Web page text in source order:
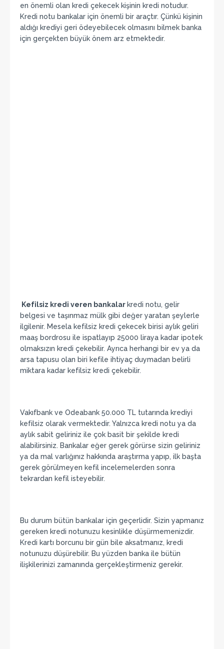
en önemli olan kredi çekecek kişinin kredi notudur.
Kredi notu bankalar için önemli bir araçtır. Çünkü kişinin
aldığı krediyi geri ödeyebilecek olmasını bilmek banka
için gerçekten büyük önem arz etmektedir.
Kefilsiz kredi veren bankalarkredi notu, gelir
belgesi ve taşınmaz mülk gibi değer yaratan şeylerle
ilgilenir. Mesela kefilsiz kredi çekecek birisi aylık geliri
maaş bordrosu ile ispatlayıp 25000 liraya kadar ipotek
olmaksızın kredi çekebilir. Ayrıca herhangi bir ev ya da
arsa tapusu olan biri kefile ihtiyaç duymadan belirli
miktara kadar kefilsiz kredi çekebilir.
Vakıfbank ve Odeabank 50.000 TL tutarında krediyi
kefilsiz olarak vermektedir. Yalnızca kredi notu ya da
aylık sabit geliriniz ile çok basit bir şekilde kredi
alabilirsiniz. Bankalar eğer gerek görürse sizin geliriniz
ya da mal varlığınız hakkında araştırma yapıp, ilk başta
gerek görülmeyen kefil incelemelerden sonra
tekrardan kefil isteyebilir.
Bu durum bütün bankalar için geçerlidir. Sizin yapmanız
gereken kredi notunuzu kesinlikle düşürmemenizdir.
Kredi kartı borcunu bir gün bile aksatmanız, kredi
notunuzu düşürebilir. Bu yüzden banka ile bütün
ilişkilerinizi zamanında gerçekleştirmeniz gerekir.